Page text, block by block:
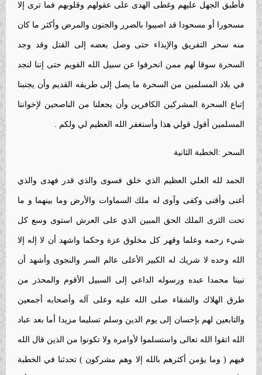
فأطبق الجهل عليهم وغطى الهدى على عقولهم وقلوبهم فما ترى إلا
مسحورا أو مسحودا قد اصيبوا بالضرر والجنون والمرض وأكثر ما كان
منه سحر التفريق والإيذاء حتى وصل بعضه إلى القتل وقد وجد
السحرة سوقا لهم ممن انحرفوا عن سبيل الله القويم حتى إننا لنجد
في بلاد المسلمين من السحرة ما يصل إلى طريقه القديم وأن يجنبنا
إتباع السحرة المشركين الكافرين وأن يجعلنا من الناصحين لإخواننا
المسلمين أقول قولي هذا وأستغفر الله العظيم لي ولكم .
السحر :الخطبة الثانية
الحمد لله العلي العظيم الذي خلق فسوى والذي قدر فهدى والذي
أغنى وأقنى وكفى وآوى له ملك السماوات والأرض وما بينهما و ما
تحت الثرى الملك الحق المبين الذي على العرش استوى وسع كل
شيء رحمه وعلما وقهر كل مخلوق عزة وحكما واشهد أن لا إله إلا
الله وحده لا شريك له الكبير الأعلى عالم السر والنجوى وأشهد أن
نبينا محمدا عبده ورسوله الداعي إلى السبيل الأقوم والمحذر من
طرق الهلاك والشقاء صلى الله عليه وعلى آله وأصحابه أجمعين
والتابعين لهم بإحسان إلى يوم الدين وسلم تسليما مزيدا أما بعد عباد
الله اتقوا الله تعالى واستسلموا لأوامره ولا تكونوا من الذين قال الله
فيهم ( وما يؤمن أكثرهم بالله إلا وهم مشركون ) تحدثنا في الخطبة